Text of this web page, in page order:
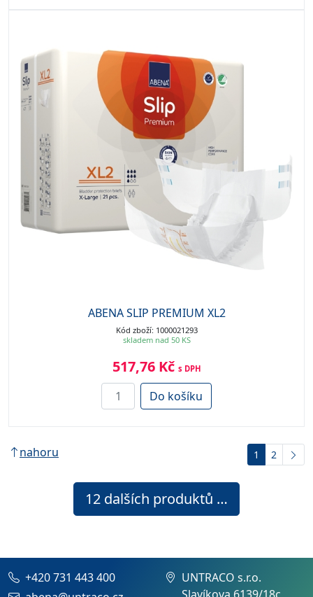
ABENA SLIP PREMIUM XL2
Kód zboží: 1000021293
skladem nad 50 KS
517,76 Kč s DPH
Do košíku
nahoru 1 2
12 dalších produktů …
+420 731 443 400
UNTRACO s.r.o.